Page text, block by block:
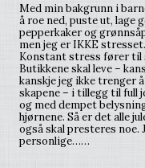
Med min bakgrunn i
å roe ned, puste ut, lage
pepperkaker og
men jeg er IKKE
Konstant stress fører til
Butikkene skal leve –
kanskje jeg ikke trenger
skapene – i tillegg til full
og med dempet
hjørnene. Så er det alle
også skal presteres noe.
personlige……